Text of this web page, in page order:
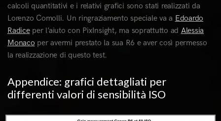
calcoli quantitativi e i relativi grafici sono stati realizzati da
Lorenzo Comolli. Un ringraziamento speciale va a Edoardo
Radiceper l’aiuto con PixInsight, ma soprattutto ad Alessia
Monaco per avermi prestato la sua R6 e aver così permesso
la realizzazione di questo test.
Appendice: grafici dettagliati per
differenti valori di sensibilità ISO